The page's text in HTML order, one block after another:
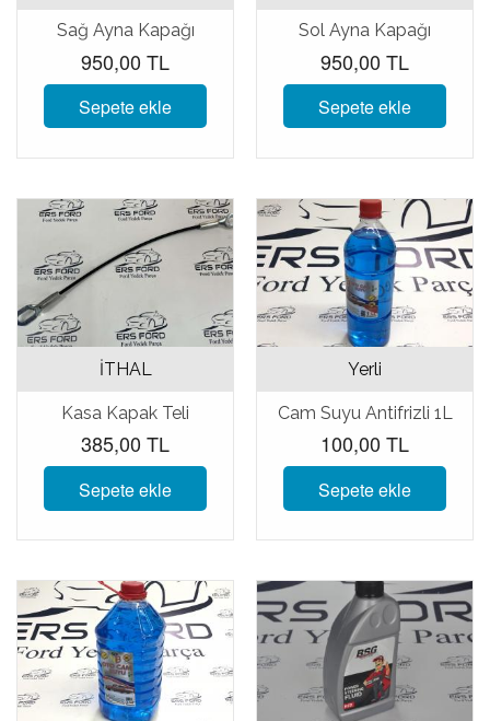
Sağ Ayna Kapağı
950,00 TL
Sepete ekle
Sol Ayna Kapağı
950,00 TL
Sepete ekle
İTHAL
Kasa Kapak Teli
385,00 TL
Sepete ekle
Yerli
Cam Suyu Antifrizli 1L
100,00 TL
Sepete ekle